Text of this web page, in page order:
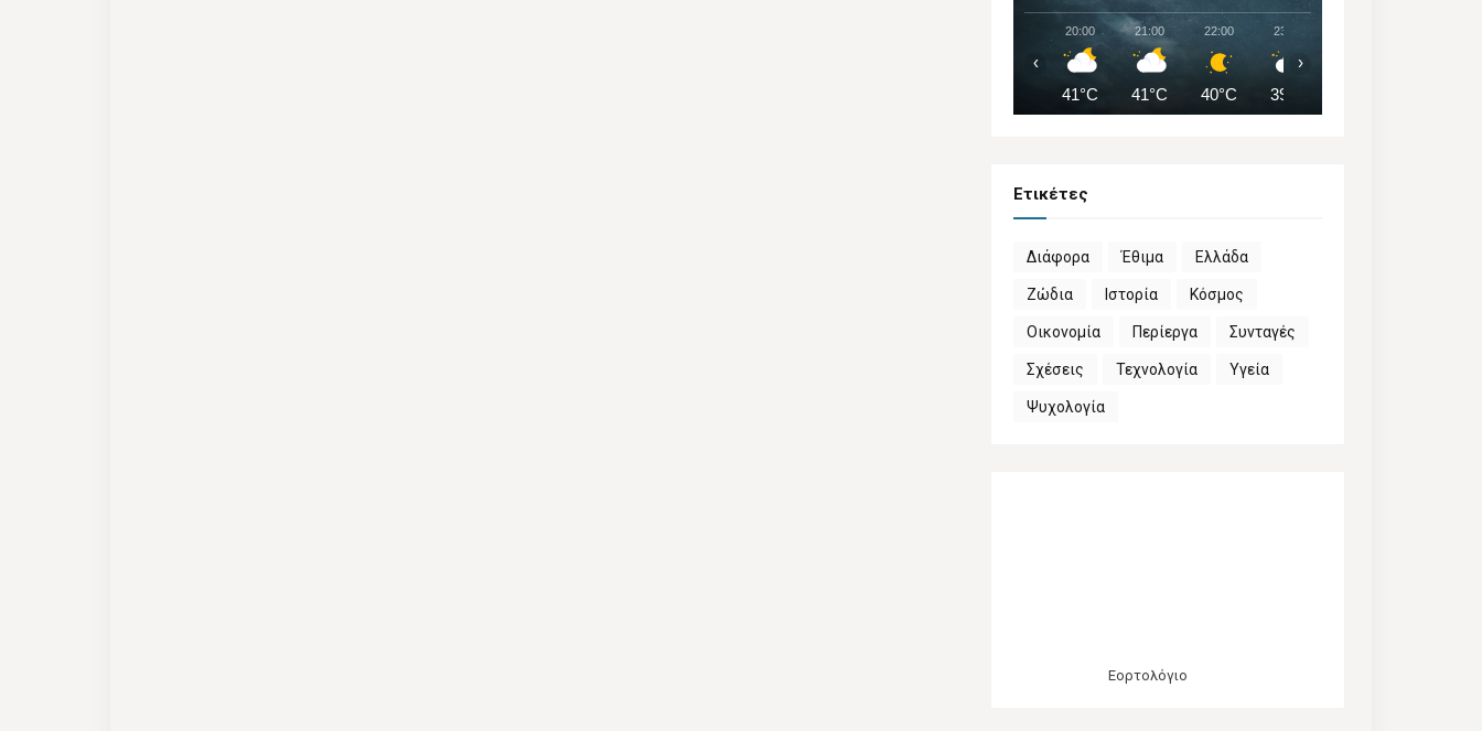
20:00
41°C
21:00
41°C
22:00
40°C
23:00
39°C
‹ ›
Ετικέτες
Διάφορα Έθιμα Ελλάδα
Ζώδια Ιστορία Κόσμος
Οικονομία Περίεργα Συνταγές
Σχέσεις Τεχνολογία Υγεία
Ψυχολογία
Εορτολόγιο